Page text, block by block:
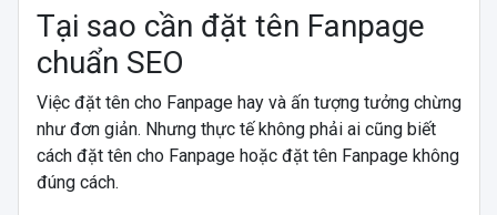
Tại sao cần đặt tên Fanpage
chuẩn SEO
Việc đặt tên cho Fanpage hay và ấn tượng tưởng chừng
như đơn giản. Nhưng thực tế không phải ai cũng biết
cách đặt tên cho Fanpage hoặc đặt tên Fanpage không
đúng cách.